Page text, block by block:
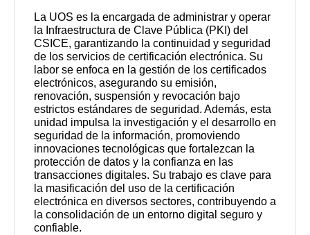
La UOS es la encargada de administrar y operar
la Infraestructura de Clave Pública (PKI) del
CSICE, garantizando la continuidad y seguridad
de los servicios de certificación electrónica. Su
labor se enfoca en la gestión de los certificados
electrónicos, asegurando su emisión,
renovación, suspensión y revocación bajo
estrictos estándares de seguridad. Además, esta
unidad impulsa la investigación y el desarrollo en
seguridad de la información, promoviendo
innovaciones tecnológicas que fortalezcan la
protección de datos y la confianza en las
transacciones digitales. Su trabajo es clave para
la masificación del uso de la certificación
electrónica en diversos sectores, contribuyendo a
la consolidación de un entorno digital seguro y
confiable.